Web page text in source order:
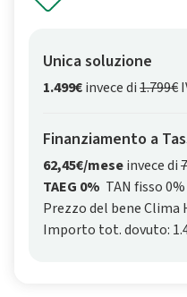
Unica soluzione
1.499€invece di1.799€
Finanziamento a
62,45€/meseinvece di
TAEG 0% TAN fisso 0%
Prezzo del bene Clima
Importo tot. dovuto: